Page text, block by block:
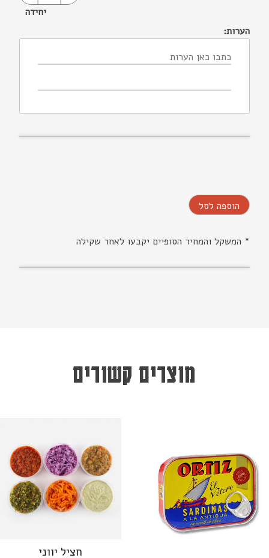
יחידה
הערות:
הוספה לסל
* המשקל והמחיר הסופיים יקבעו לאחר שקילה
מוצרים קשורים
חציל יווני